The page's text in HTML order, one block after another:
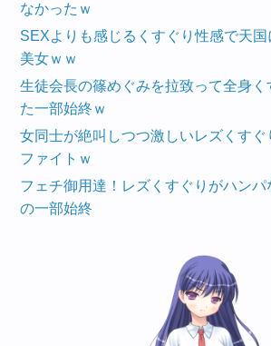
なかったｗ
SEXよりも感じるくすぐり性感で天
美女ｗｗ
生徒会長の篠めぐみを拉致って全身く
た一部始終ｗ
女同士が絶叫しつつ激しいレズくす
ファイトｗ
フェチ御用達！レズくすぐりがハン
の一部始終